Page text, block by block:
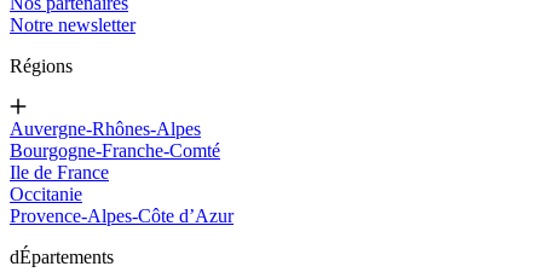
Notre newsletter
Régions
Auvergne-Rhônes-Alpes
Bourgogne-Franche-Comté
Ile de France
Occitanie
Provence-Alpes-Côte d’Azur
dÉpartements